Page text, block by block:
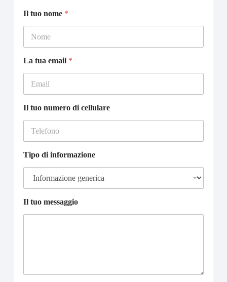
Il tuo nome *
La tua email *
Il tuo numero di cellulare
T
i
p
*
P
i
Tipo di informazione
Il tuo messaggio